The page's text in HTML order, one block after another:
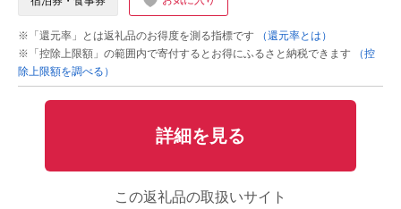
※「還元率」とは返礼品のお得度を測る指標です
（還元率とは）
※「控除上限額」の範囲内で寄付するとお得にふるさと納税できます
（控
除上限額を調べる）
詳細を見る
この返礼品の取扱いサイト